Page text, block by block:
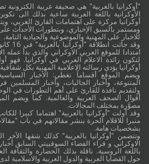
"أوكرانيا بالعربية" هي صحيفة عربية الكترونية
الأوكرانية باللغة العربية ساعية بذلك الى
أوكرانيا مركزة على اهتمامات القارئ
ومستمر بالسبق الإخباري، وبتطورات الأحداث
للاخبار على المهنية والموضوعية والحيادية التامة.
لتكون رائدة الاعلام العربي في أوكرانيا.
أوكرانيا يؤدي رسالته الاعلامية المهنية بكل
ويضم الموقع أقساماً تغطي: الأخبار السياسية،
المتنوعة، وأخبار الجاليات، وأخبار المسلمين
ولتقديم نافذة للقارئ على أهم التطورات في
أقوال الصحف العربية والعالمية. كما ويضم
مصوَّرة بمختلف المجالات.
وقد أولت "أوكرانيا بالعربية" اهتماما كبيرا
منبرا للاقلام الحرة بنشر مقالاتهم في باب
بشخصيات هامة.
وتتضمن "أوكرانيا بالعربية" كذلك شقها الآخر
الاوكراني و قراء الفضاء السوفييتي السابق
باللغة الروسية. ناقلة بذلك الحضارة والثقافة
حول القضايا العربية والدول العربية والاسلامية